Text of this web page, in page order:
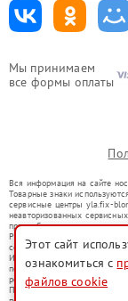
Мы принимаем
все формы оплаты
Вся информация на сайте
Товарные знаки
сервисные центры yla.fix-
неавторизованных
правообладателями
Ремонт осуществляется для
со статьей 1487 ГК РФ.
Использование товарных
потребителей в
ремонту техники указанных
Представленная на сайте
Этот сайт
ознакомиться с
файлов cookie